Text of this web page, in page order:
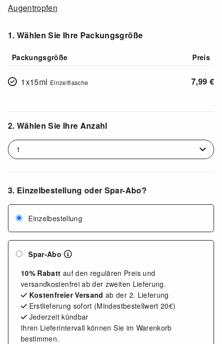
Augentropfen
1. Wählen Sie Ihre Packungsgröße
Packungsgröße Preis
1x15ml Einzelflasche 7,99 €
2. Wählen Sie Ihre Anzahl
3. Einzelbestellung oder Spar-Abo?
Einzelbestellung
Spar-Abo
10% Rabatt auf den regulären Preis und
versandkostenfrei ab der zweiten Lieferung.
Kostenfreier Versand ab der 2. Lieferung
Erstlieferung sofort (Mindestbestellwert 20€)
Jederzeit kündbar
Ihren Lieferintervall können Sie im Warenkorb
bestimmen.